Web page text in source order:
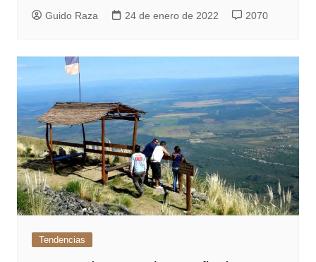
Guido Raza 24 de enero de 2022 2070
Tendencias